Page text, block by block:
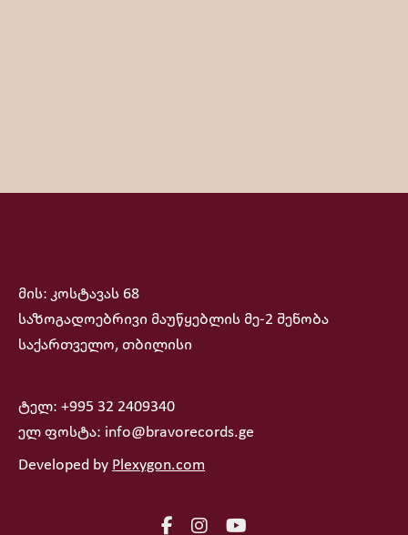
მის: კოსტავას 68
საზოგადოებრივი მაუწყებლის მე-2 შენობა
საქართველო, თბილისი
ტელ: +995 32 2409340
ელ ფოსტა: info@bravorecords.ge
Developed by Plexygon.com